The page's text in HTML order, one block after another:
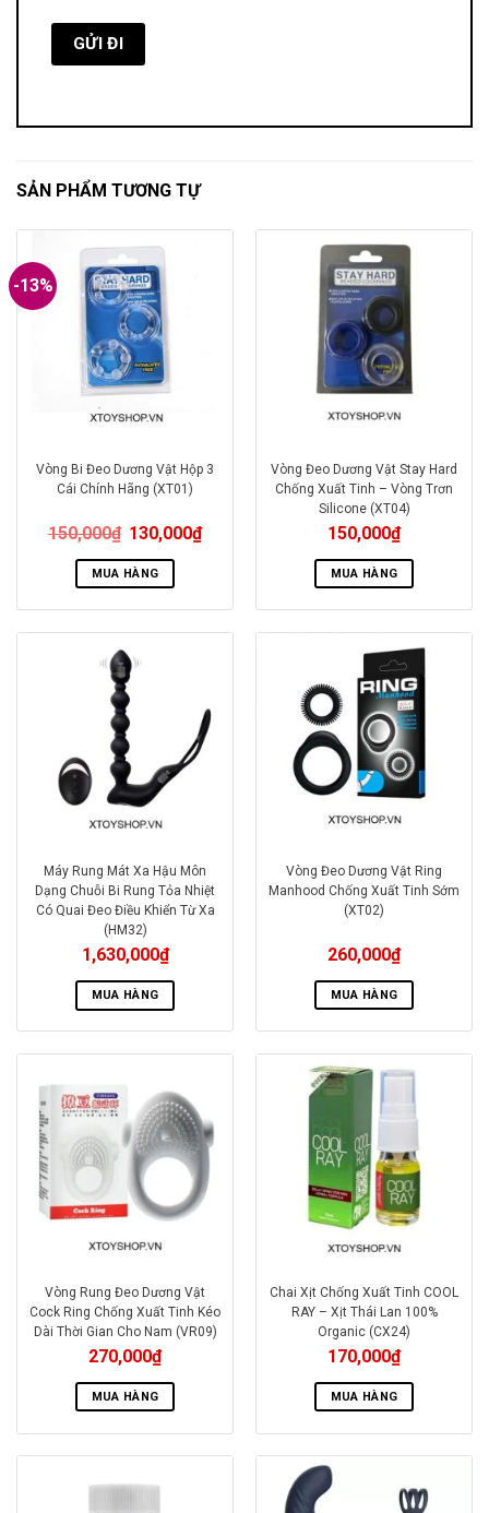
SẢN PHẨM TƯƠNG TỰ
-13%
Vòng Bi Đeo Dương Vật Hộp 3
Cái Chính Hãng (XT01)
150,000₫ 130,000₫
MUA HÀNG
Vòng Đeo Dương Vật Stay Hard
Chống Xuất Tinh – Vòng Trơn
Silicone (XT04)
150,000₫
MUA HÀNG
Máy Rung Mát Xa Hậu Môn
Dạng Chuỗi Bi Rung Tỏa Nhiệt
Có Quai Đeo Điều Khiển Từ Xa
(HM32)
1,630,000₫
MUA HÀNG
Vòng Đeo Dương Vật Ring
Manhood Chống Xuất Tinh Sớm
(XT02)
260,000₫
MUA HÀNG
Vòng Rung Đeo Dương Vật
Cock Ring Chống Xuất Tinh Kéo
Dài Thời Gian Cho Nam (VR09)
270,000₫
MUA HÀNG
Chai Xịt Chống Xuất Tinh COOL
RAY – Xịt Thái Lan 100%
Organic (CX24)
170,000₫
MUA HÀNG